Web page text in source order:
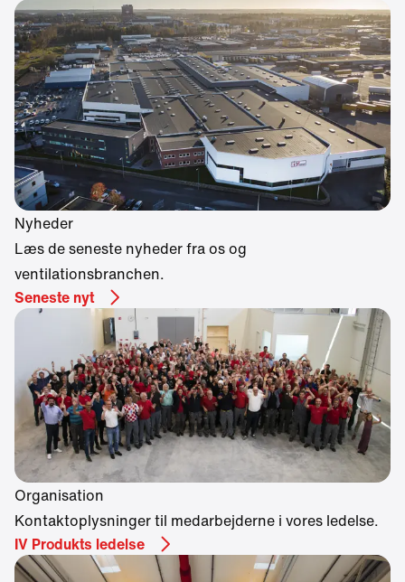
Nyheder
Læs de seneste nyheder fra os og
ventilationsbranchen.
Seneste nyt
Organisation
Kontaktoplysninger til medarbejderne i vores ledelse.
IV Produkts ledelse